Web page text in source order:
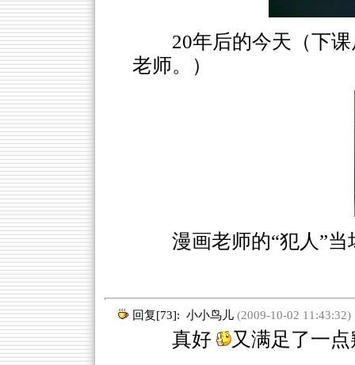
20年后的今天（下
老师。）
漫画老师的“犯人”
回复[73]: 小小鸟儿(2009-10-02 11:43:32)
真好 又满足了一